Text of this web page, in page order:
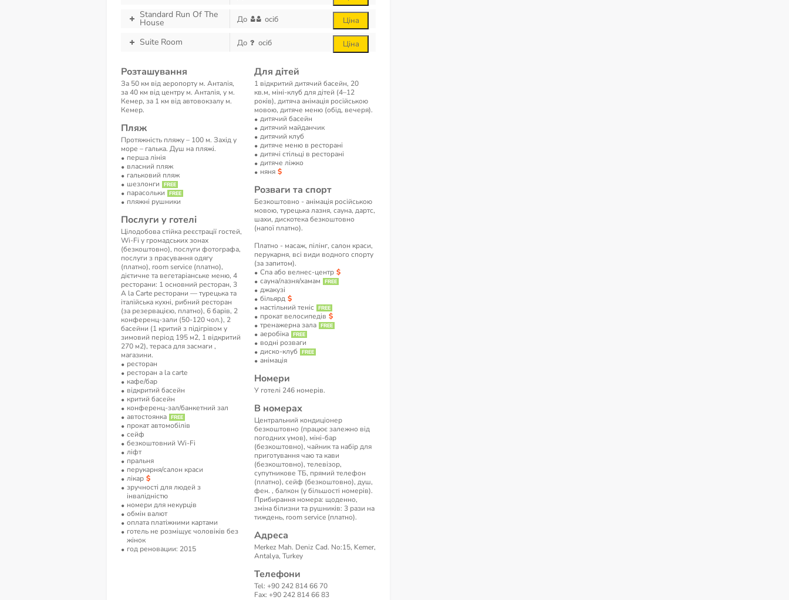
Standard Run Of The
House До осіб Ціна
Suite Room До осіб Ціна
Розташування
За 50 км від аеропорту м. Анталія,
за 40 км від центру м. Анталія, у м.
Кемер, за 1 км від автовокзалу м.
Кемер.
Пляж
Протяжність пляжу – 100 м. Захід у
море – галька. Душ на пляжі.
перша лінія
власний пляж
гальковий пляж
шезлонги
парасольки
пляжні рушники
Послуги у готелі
Цілодобова стійка реєстрації гостей,
Wi-Fi у громадських зонах
(безкоштовно), послуги фотографа,
послуги з прасування одягу
(платно), room service (платно),
дієтичне та вегетаріанське меню, 4
ресторани: 1 основний ресторан, 3
A la Carte ресторани — турецька та
італійська кухні, рибний ресторан
(за резервацією, платно), 6 барів, 2
конференц-зали (50-120 чол.), 2
басейни (1 критий з підігрівом у
зимовий період 195 м2, 1 відкритий
270 м2), тераса для засмаги ,
магазини.
ресторан
ресторан a la carte
кафе/бар
відкритий басейн
критий басейн
конференц-зал/банкетний зал
автостоянка
прокат автомобілів
сейф
безкоштовний Wi-Fi
ліфт
пральня
перукарня/салон краси
лікар
зручності для людей з
інвалідністю
номери для некурців
обмін валют
оплата платіжними картами
готель не розміщує чоловіків без
жінок
год реновации: 2015
Для дітей
1 відкритий дитячий басейн, 20
кв.м, міні-клуб для дітей (4–12
років), дитяча анімація російською
мовою, дитяче меню (обід, вечеря).
дитячий басейн
дитячий майданчик
дитячий клуб
дитяче меню в ресторані
дитячі стільці в ресторані
дитяче ліжко
няня
Розваги та спорт
Безкоштовно - анімація російською
мовою, турецька лазня, сауна, дартс,
шахи, дискотека безкоштовно
(напої платно).
Платно - масаж, пілінг, салон краси,
перукарня, всі види водного спорту
(за запитом).
Спа або велнес-центр
сауна/лазня/хамам
джакузі
більярд
настільний теніс
прокат велосипедів
тренажерна зала
аеробіка
водні розваги
диско-клуб
анімація
Номери
У готелі 246 номерів.
В номерах
Центральний кондиціонер
безкоштовно (працює залежно від
погодних умов), міні-бар
(безкоштовно), чайник та набір для
приготування чаю та кави
(безкоштовно), телевізор,
супутникове ТБ, прямий телефон
(платно), сейф (безкоштовно), душ,
фен. , балкон (у більшості номерів).
Прибирання номера: щоденно,
зміна білизни та рушників: 3 рази на
тиждень, room service (платно).
Адреса
Merkez Mah. Deniz Cad. No:15, Kemer,
Antalya, Turkey
Телефони
Tel: +90 242 814 66 70
Fax: +90 242 814 66 83